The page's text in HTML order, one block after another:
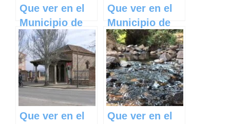
Que ver en el
Municipio de
Olías del Rey
en Castilla La
Mancha
Que ver en el
Municipio de
Fernán
Caballero en
Castilla La
Mancha
Que ver en el
Que ver en el